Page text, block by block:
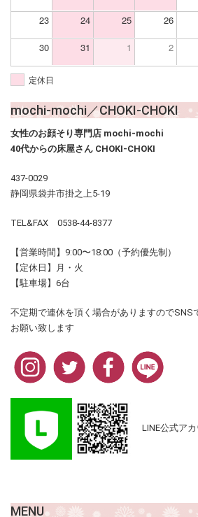
23 24 25 26
30 31 1 2
定休日
mochi-mochi／CHOKI-CHOKI
女性のお顔そり専門店 mochi-mochi
40代からの床屋さん CHOKI-CHOKI
437-0029
静岡県袋井市掛之上5-19
TEL&FAX 0538-44-8377
【営業時間】9:00〜18:00（予約優先制）
【定休日】月・火
【駐車場】6台
不定期で連休を頂く場合がありますのでSNS
お願い致します
LINE公式アカ
MENU